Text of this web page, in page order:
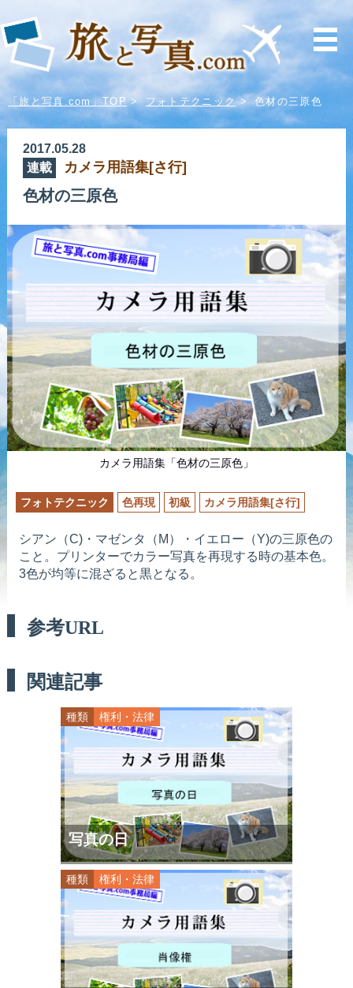
「旅と写真.com」TOP> フォトテクニック> 色材の三原色
2017.05.28
連載
カメラ用語集[さ行]
色材の三原色
カメラ用語集「色材の三原色」
フォトテクニック 色再現 初級 カメラ用語集[さ行]
シアン（C)・マゼンタ（M）・イエロー（Y)の三原色の
こと。プリンターでカラー写真を再現する時の基本色。
3色が均等に混ざると黒となる。
参考URL
関連記事
種類 権利・法律
写真の日
種類 権利・法律